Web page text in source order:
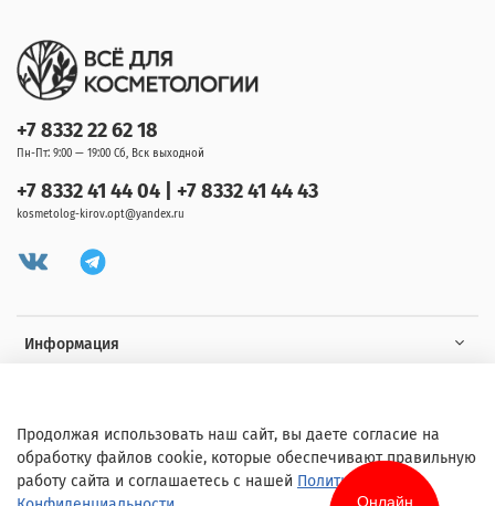
Информация
+7 8332 22 62 18
Пн-Пт: 9:00 — 19:00 Сб, Вск выходной
+7 8332 41 44 04 | +7 8332 41 44 43
kosmetolog-kirov.opt@yandex.ru
Продолжая использовать наш сайт, вы даете согласие на
обработку файлов cookie, которые обеспечивают правильную
работу сайта и соглашаетесь с нашей Политикой
Онлайн